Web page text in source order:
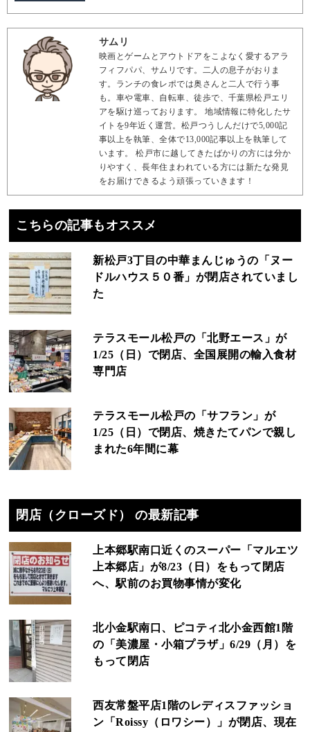
サムリ
映画とゲームとアウトドアをこよなく愛するアラ
フィフパパ、サムリです。二人の息子がおりま
す。ランチの食レポでは奥さんと二人で行う事
も。車や電車、自転車、徒歩で、千葉県松戸エリ
アを駆け巡っております。 地域情報に特化したサ
イトを9年近く運営。松戸つうしんだけで5,000記
事以上を執筆、全体で13,000記事以上を執筆して
います。 松戸市に越してきたばかりの方には分か
りやすく、長年住まわれている方には新たな発見
をお届けできるよう頑張っていきます！
こちらの記事もオススメ
新松戸3丁目の中華まんじゅうの「ヌー
ドルハウス５０番」が閉店されていまし
た
テラスモール松戸の「北野エース」が
1/25（日）で閉店、全国展開の輸入食材
専門店
テラスモール松戸の「サフラン」が
1/25（日）で閉店、焼きたてパンで親し
まれた6年間に幕
閉店（クローズド） の最新記事
上本郷駅南口近くのスーパー「マルエツ
上本郷店」が8/23（日）をもって閉店
へ、駅前のお買物事情が変化
北小金駅南口、ピコティ北小金西館1階
の「美濃屋・小箱プラザ」6/29（月）を
もって閉店
西友常盤平店1階のレディスファッショ
ン「Roissy（ロワシー）」が閉店、現在